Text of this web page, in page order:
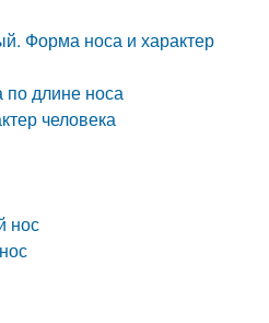
Форма носа и характер
по длине носа
человека
нос